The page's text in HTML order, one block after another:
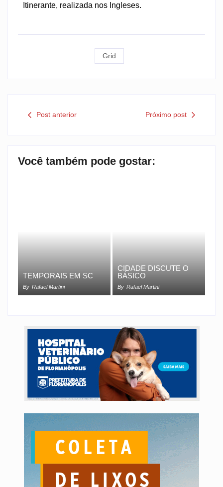
Itinerante, realizada nos Ingleses.
Grid
Post anterior Próximo post
Você também pode gostar:
TEMPORAIS EM SC
By Rafael Martini
CIDADE DISCUTE O
BÁSICO
By Rafael Martini